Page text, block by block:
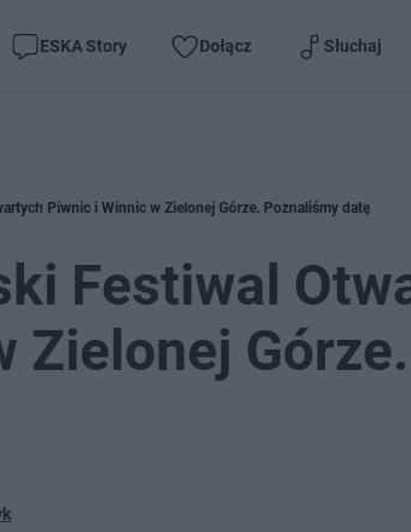
ESKA Story Dołącz Słuchaj
Piwnic i Winnic w Zielonej Górze. Poznaliśmy datę
Festiwal
Zielonej